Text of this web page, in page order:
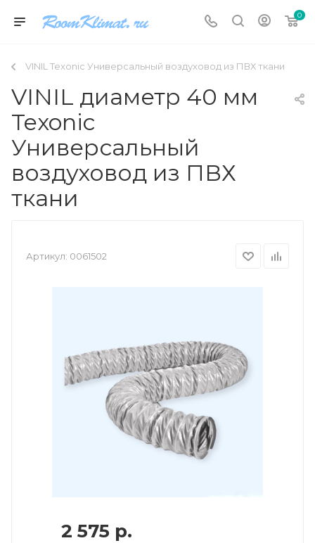
0
VINIL Texonic Универсальный воздуховод из ПВХ ткани
VINIL диаметр 40 мм
Texonic
Универсальный
воздуховод из ПВХ
ткани
Артикул: 0061502
2 575 р.